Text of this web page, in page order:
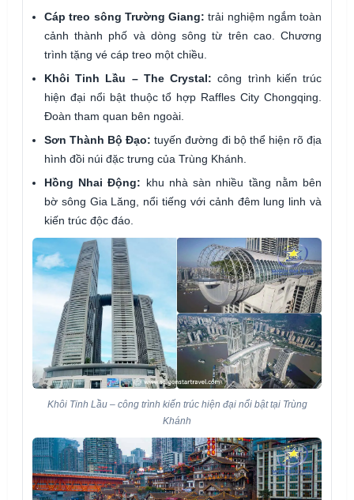
Cáp treo sông Trường Giang: trải nghiệm ngắm toàn
cảnh thành phố và dòng sông từ trên cao. Chương
trình tặng vé cáp treo một chiều.
Khôi Tinh Lầu – The Crystal: công trình kiến trúc
hiện đại nổi bật thuộc tổ hợp Raffles City Chongqing.
Đoàn tham quan bên ngoài.
Sơn Thành Bộ Đạo: tuyến đường đi bộ thể hiện rõ địa
hình đồi núi đặc trưng của Trùng Khánh.
Hồng Nhai Động: khu nhà sàn nhiều tầng nằm bên
bờ sông Gia Lăng, nổi tiếng với cảnh đêm lung linh và
kiến trúc độc đáo.
Khôi Tinh Lầu – công trình kiến trúc hiện đại nổi bật tại Trùng
Khánh